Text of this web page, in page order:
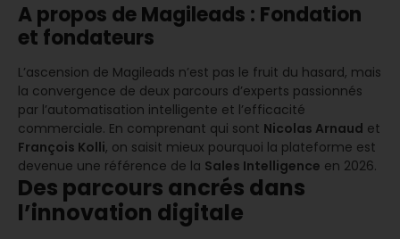
A propos de Magileads : Fondation
et fondateurs
L’ascension de Magileads n’est pas le fruit du hasard, mais
la convergence de deux parcours d’experts passionnés
par l’automatisation intelligente et l’efficacité
commerciale. En comprenant qui sont Nicolas Arnaud et
François Kolli, on saisit mieux pourquoi la plateforme est
devenue une référence de la Sales Intelligence en 2026.
Des parcours ancrés dans
l’innovation digitale